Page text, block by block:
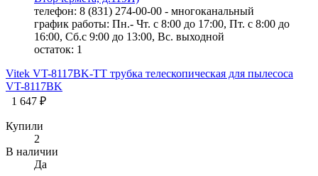
телефон: 8 (831) 274-00-00 - многоканальный
график работы: Пн.- Чт. с 8:00 до 17:00, Пт. с 8:00 до
16:00, Сб.с 9:00 до 13:00, Вс. выходной
остаток: 1
Vitek VT-8117BK-TT трубка телескопическая для пылесоса
VT-8117BK
1 647 ₽
Купили
2
В наличии
Да